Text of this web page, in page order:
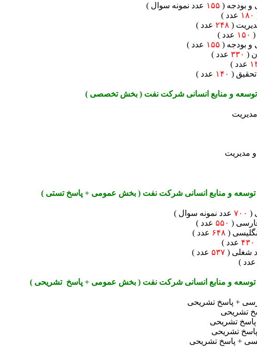
و بودجه ( ۱۵۵ عدد نمونه سوال )
۱۸۰ عدد )
( ۲۴۸ عدد )
( ۱۵۰ عدد )
و بودجه ( ۱۵۵ عدد )
( ۳۳۰ عدد )
عدد )
( ۱۴۰ عدد )
و منابع انسانی شرکت نفت ( بخش تخصصی )
مدیریت
توسعه و منابع انسانی شرکت نفت ( بخش عمومی + پاسخ تستی )
( ۷۰۰ عدد نمونه سوال )
( ۵۵۰ عدد )
( ۶۴۸ عدد )
۴۳۰ عدد )
شغلی ( ۵۳۷ عدد )
عدد )
توسعه و منابع انسانی شرکت نفت ( بخش عمومی + پاسخ تشریحی )
+ پاسخ تشریحی
تشریحی
تشریحی
تشریحی
+ پاسخ تشریحی